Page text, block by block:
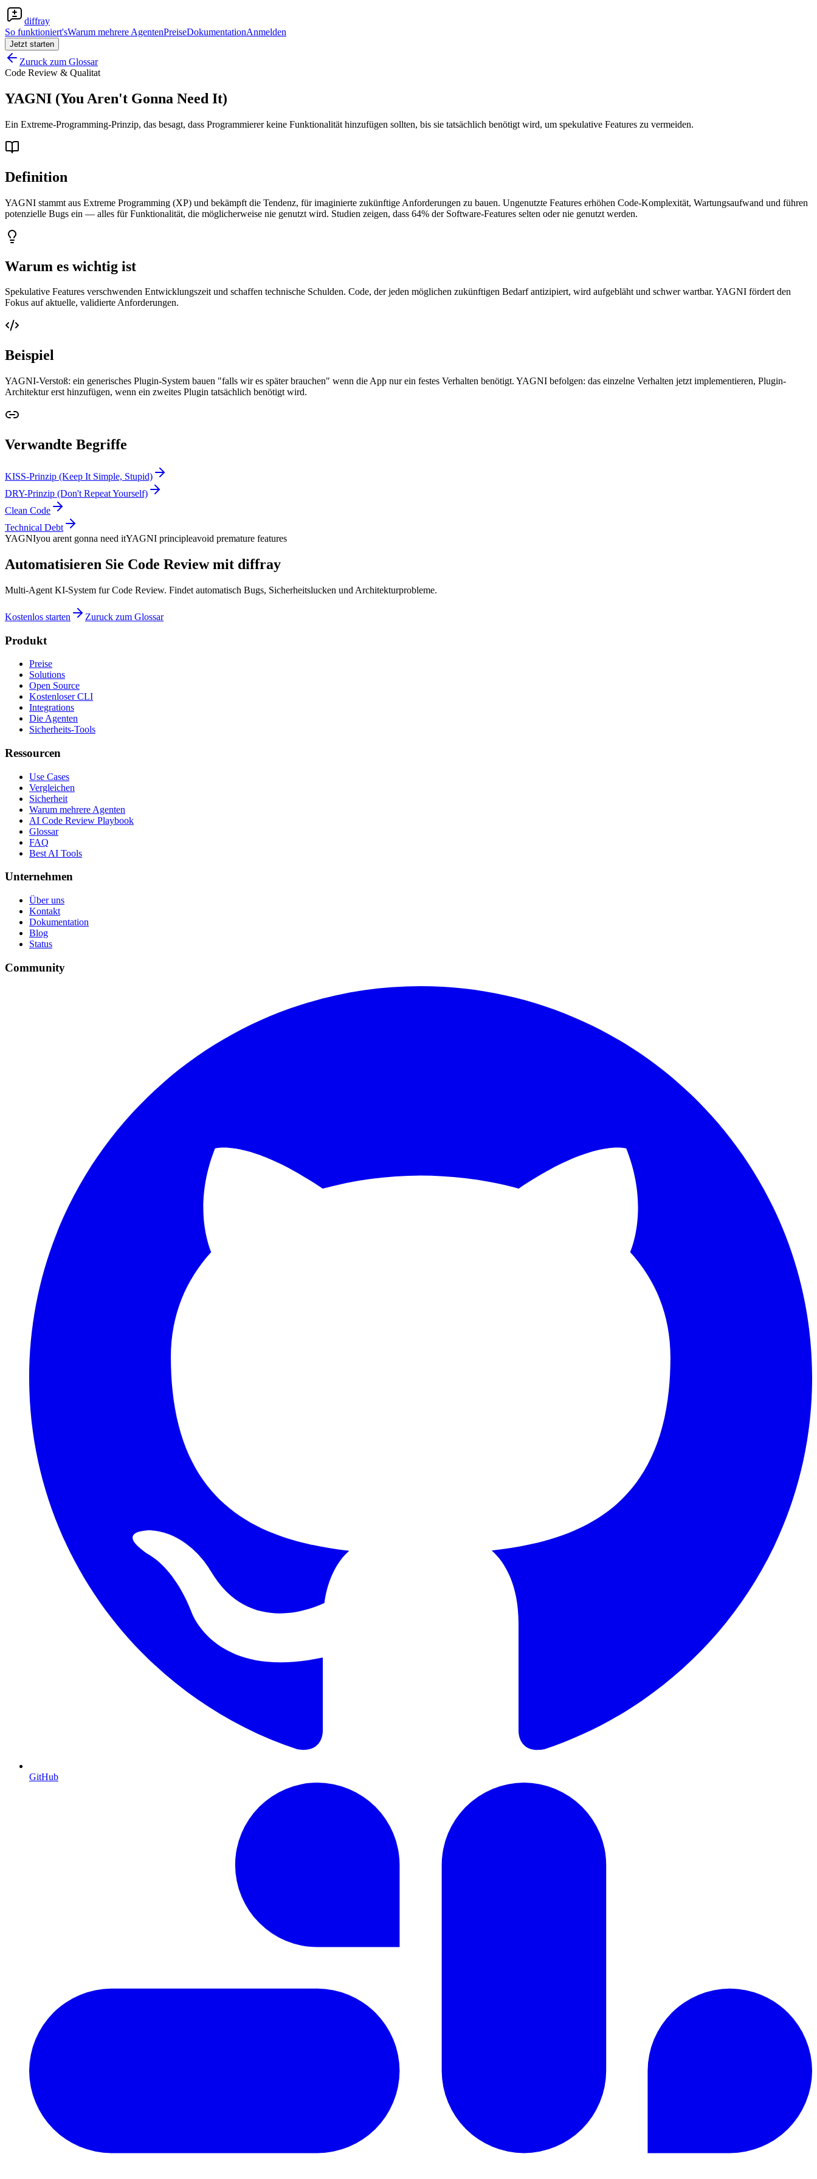
diffray
So funktioniert'sWarum mehrere AgentenPreiseDokumentationAnmelden
Jetzt starten
Zuruck zum Glossar
Code Review & Qualitat
YAGNI (You Aren't Gonna Need It)
Ein Extreme-Programming-Prinzip, das besagt, dass Programmierer keine Funktionalität hinzufügen sollten, bis sie tatsächlich benötigt wird, um spekulative Features zu vermeiden.
Definition
YAGNI stammt aus Extreme Programming (XP) und bekämpft die Tendenz, für imaginierte zukünftige Anforderungen zu bauen. Ungenutzte Features erhöhen Code-Komplexität, Wartungsaufwand und führen
potenzielle Bugs ein — alles für Funktionalität, die möglicherweise nie genutzt wird. Studien zeigen, dass 64% der Software-Features selten oder nie genutzt werden.
Warum es wichtig ist
Spekulative Features verschwenden Entwicklungszeit und schaffen technische Schulden. Code, der jeden möglichen zukünftigen Bedarf antizipiert, wird aufgebläht und schwer wartbar. YAGNI fördert den
Fokus auf aktuelle, validierte Anforderungen.
Beispiel
YAGNI-Verstoß: ein generisches Plugin-System bauen "falls wir es später brauchen" wenn die App nur ein festes Verhalten benötigt. YAGNI befolgen: das einzelne Verhalten jetzt implementieren, Plugin-
Architektur erst hinzufügen, wenn ein zweites Plugin tatsächlich benötigt wird.
Verwandte Begriffe
KISS-Prinzip (Keep It Simple, Stupid)
DRY-Prinzip (Don't Repeat Yourself)
Clean Code
Technical Debt
YAGNIyou arent gonna need itYAGNI principleavoid premature features
Automatisieren Sie Code Review mit diffray
Multi-Agent KI-System fur Code Review. Findet automatisch Bugs, Sicherheitslucken und Architekturprobleme.
Kostenlos starten Zuruck zum Glossar
Produkt
Preise
Solutions
Open Source
Kostenloser CLI
Integrations
Die Agenten
Sicherheits-Tools
Ressourcen
Use Cases
Vergleichen
Sicherheit
Warum mehrere Agenten
AI Code Review Playbook
Glossar
FAQ
Best AI Tools
Unternehmen
Über uns
Kontakt
Dokumentation
Blog
Status
Community
GitHub